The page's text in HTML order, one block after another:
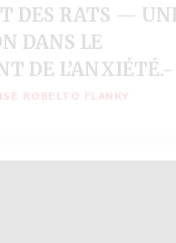
DES RATS —
DANS LE
DE L’ANXIÉTÉ.-
ROBELTO FLANKY